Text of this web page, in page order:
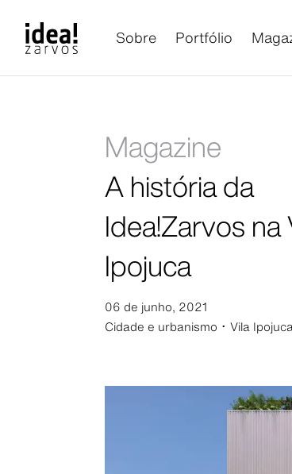
Sobre Portfólio
Magazine
A história da
Idea!Zarvos na
Ipojuca
06 de junho, 2021
Cidade e urbanismo ･ Vila